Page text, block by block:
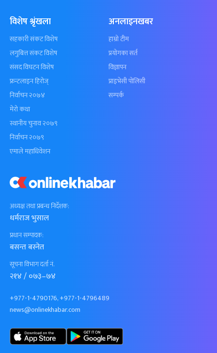
अध्यक्ष तथा प्रबन्ध निर्देशक:
धर्मराज भुसाल
प्रधान सम्पादक:
बसन्त बस्नेत
सूचना विभाग दर्ता नं.
२१४ / ०७३–७४
+977-1-4790176, +977-1-4796489
news@onlinekhabar.com
विशेष श्रृंखला
सहकारी संकट विशेष
लगुबित्त संकट विशेष
संसद विघटन विशेष
फ्रन्टलाइन हिरोज्
निर्वाचन २०७४
मेरो कथा
स्थानीय चुनाव २०७९
निर्वाचन २०७९
एमाले महाधिवेशन
अनलाइनखबर
हाम्रो टीम
प्रयोगका सर्त
विज्ञापन
प्राइभेसी पोलिसी
सम्पर्क